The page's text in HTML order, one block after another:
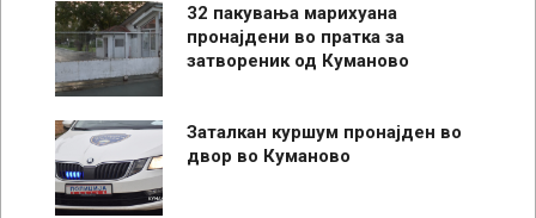
32 пакувања марихуана
пронајдени во пратка за
затвореник од Куманово
Заталкан куршум пронајден во
двор во Куманово